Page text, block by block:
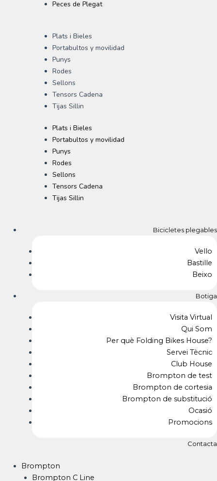
Peces de Plegat
Plats i Bieles
Portabultos y movilidad
Punys
Rodes
Sellons
Tensors Cadena
Tijas Sillin
Plats i Bieles
Portabultos y movilidad
Punys
Rodes
Sellons
Tensors Cadena
Tijas Sillin
Bicicletes plegables
Vello
Bastille
Beixo
Botiga
Visita Virtual
Qui Som
Per què Folding Bikes House?
Servei Tècnic
Club House
Brompton de test
Brompton de cortesia
Brompton de substitució
Ocasió
Promocions
Contacta
Brompton
Brompton C Line